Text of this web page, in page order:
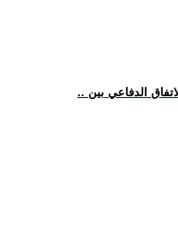
الدفاعي بين